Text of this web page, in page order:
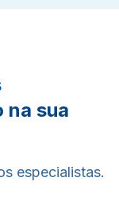
na sua
especialistas.